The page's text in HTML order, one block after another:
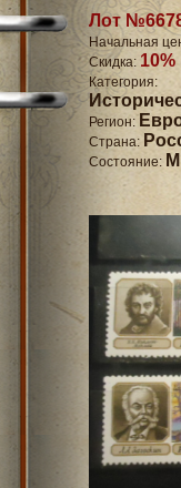
Лот
Начальная
Скидка: 10%
Регион:
Страна:
Состояние: